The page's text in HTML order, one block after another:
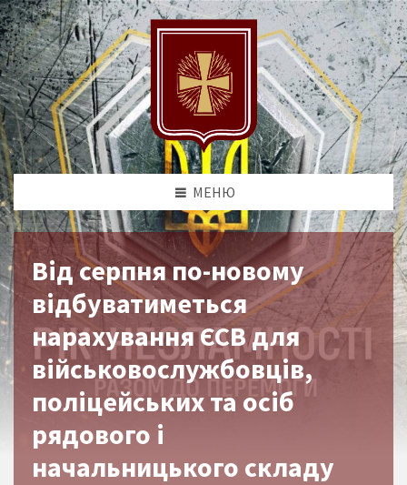
МЕНЮ
Від серпня по-новому
відбуватиметься
нарахування ЄСВ для
військовослужбовців,
поліцейських та осіб
рядового і
начальницького складу